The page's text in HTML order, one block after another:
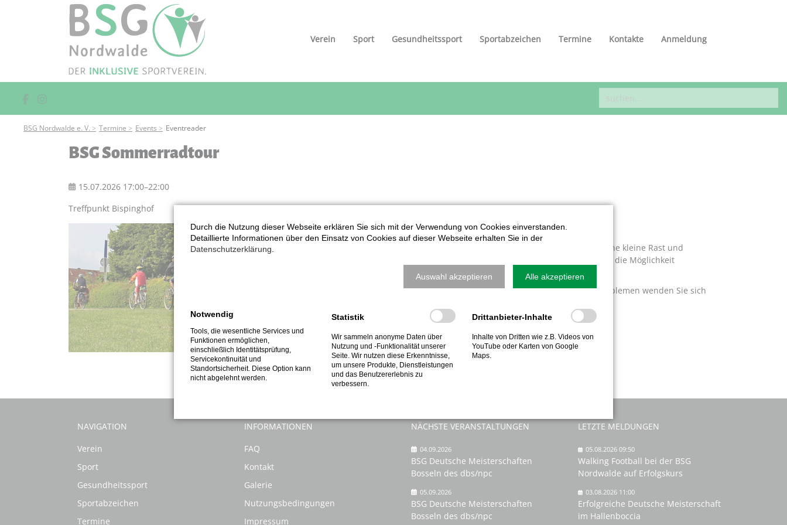
Verein Sport Gesundheitssport Sportabzeichen Termine Kontakte Anmeldung
BSG Nordwalde e. V. Termine Events Eventreader
BSG Sommerradtour
15.07.2026 17:00–22:00
Treffpunkt Bispinghof
Treffpunkt Bispinghof
Gemeinsame Abfahrt mit einer Zwischenstation nach gut der Hälfte der Strecke für eine kleine Rast und
Stärkung. Am Ziel der Tour gibt es ordentliche Stärkungen für jeden Geschmack sowie die Möglichkeit
Anmeldungen bitte ausschließlich unterwww.bsg-nordwalde.de Anmeldung.(Bei Problemen wenden Sie sich
NAVIGATION
Verein
Sport
Gesundheitssport
Sportabzeichen
Termine
INFORMATIONEN
FAQ
Kontakt
Galerie
Nutzungsbedingungen
Impressum
NÄCHSTE VERANSTALTUNGEN
04.09.2026
BSG Deutsche Meisterschaften
Bosseln des dbs/npc
05.09.2026
BSG Deutsche Meisterschaften
Bosseln des dbs/npc
LETZTE MELDUNGEN
05.08.2026 09:50
Walking Football bei der BSG
Nordwalde auf Erfolgskurs
03.08.2026 11:00
Erfolgreiche Deutsche Meisterschaft
im Hallenboccia
Durch die Nutzung dieser Webseite erklären Sie sich mit der Verwendung von Cookies einverstanden.
Detaillierte Informationen über den Einsatz von Cookies auf dieser Webseite erhalten Sie in der
Datenschutzerklärung.
Auswahl akzeptieren Alle akzeptieren
Notwendig
Tools, die wesentliche Services und
Funktionen ermöglichen,
einschließlich Identitätsprüfung,
Servicekontinuität und
Standortsicherheit. Diese Option kann
nicht abgelehnt werden.
Statistik
Wir sammeln anonyme Daten über
Nutzung und -Funktionalität unserer
Seite. Wir nutzen diese Erkenntnisse,
um unsere Produkte, Dienstleistungen
und das Benutzererlebnis zu
verbessern.
Drittanbieter-Inhalte
Inhalte von Dritten wie z.B. Videos von
YouTube oder Karten von Google
Maps.